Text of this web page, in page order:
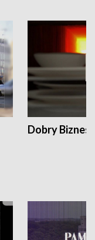
Dobry Biznes